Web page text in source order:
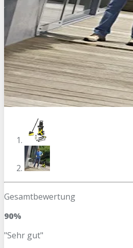
Gesamtbewertung
90%
"Sehr gut"